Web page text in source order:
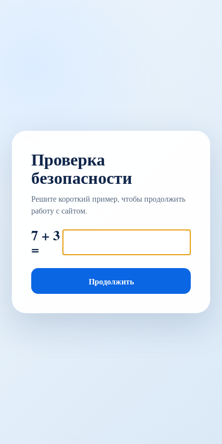
Проверка
безопасности
Решите короткий пример, чтобы продолжить
работу с сайтом.
7 + 3
=
Продолжить